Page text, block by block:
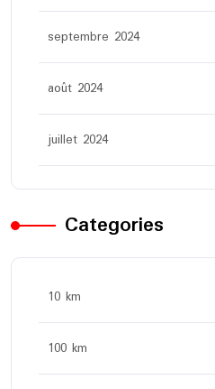
septembre 2024
août 2024
juillet 2024
Categories
10 km
100 km